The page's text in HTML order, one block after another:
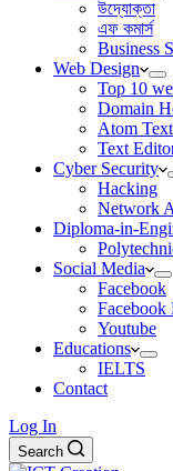
উদ্যোক্তা
এফ কমার্স
Business
Web Design
Top 10
Domain
Atom
Text
Cyber Security
Hacking
Network
Diploma-in-
Social Media
Facebook
Facebook
Youtube
Educations
IELTS
Contact
Log In
Search